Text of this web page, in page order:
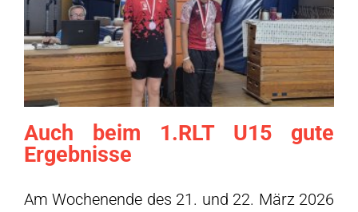
Auch beim 1.RLT U15 gute
Ergebnisse
Am Wochenende des 21. und 22. März 2026